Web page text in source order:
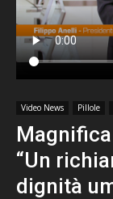
Video News Pillole
“Un
dignità